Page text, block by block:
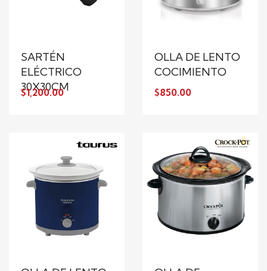
SARTÉN
ELÉCTRICO
30X30CM
$1,200.00
OLLA DE LENTO
COCIMIENTO
$850.00